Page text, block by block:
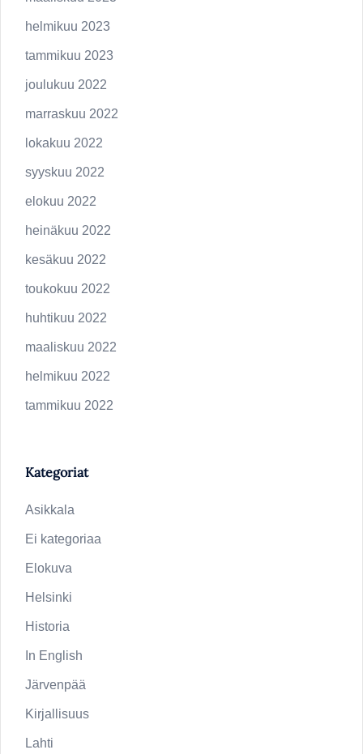
helmikuu 2023
tammikuu 2023
joulukuu 2022
marraskuu 2022
lokakuu 2022
syyskuu 2022
elokuu 2022
heinäkuu 2022
kesäkuu 2022
toukokuu 2022
huhtikuu 2022
maaliskuu 2022
helmikuu 2022
tammikuu 2022
Kategoriat
Asikkala
Ei kategoriaa
Elokuva
Helsinki
Historia
In English
Järvenpää
Kirjallisuus
Lahti